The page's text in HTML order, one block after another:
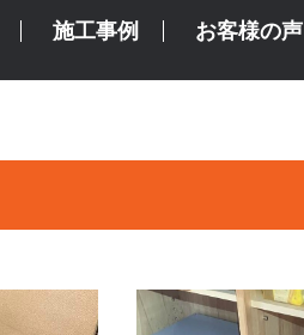
施工事例 お客様の声